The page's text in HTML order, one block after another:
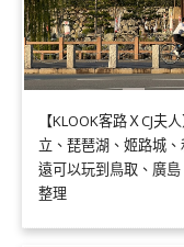
【KLOOK客路ＸCJ
立、琵琶湖、姬路城
遠可以玩到鳥取、廣
整理